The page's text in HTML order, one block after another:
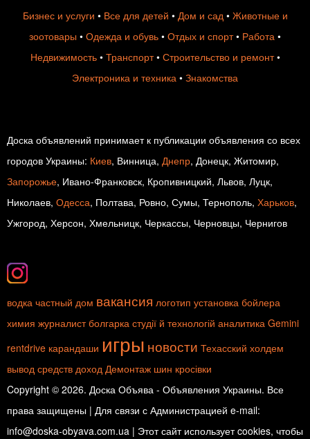
Бизнес и услуги • Все для детей • Дом и сад• Животные и
зоотовары • Одежда и обувь • Отдых и спорт• Работа •
Недвижимость• Транспорт• Строительство и ремонт•
Электроника и техника • Знакомства
Доска объявлений принимает к публикации объявления со всех
городов Украины: Киев, Винница, Днепр, Донецк, Житомир,
Запорожье, Ивано-Франковск, Кропивницкий, Львов, Луцк,
Николаев, Одесса, Полтава, Ровно, Сумы, Тернополь, Харьков,
Ужгород, Херсон, Хмельницк, Черкассы, Черновцы, Чернигов
водка частный дом вакансия логотип установка бойлера
химия журналист болгарка студії й технологій аналитика Gemini
rentdrive карандаши игры новости Техасский холдем
вывод средств доход Демонтаж шин кросівки
Copyright © 2026. Доска Объява - Объявления Украины. Все
права защищены | Для связи с Администрацией e-mail:
info@doska-obyava.com.ua | Этот сайт использует cookies, чтобы